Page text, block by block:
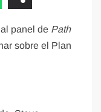
panel de Path
sobre el Plan